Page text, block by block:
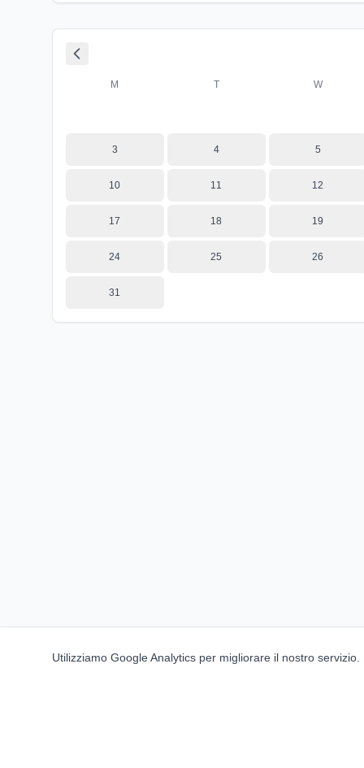
Utilizziamo Google Analytics per migliorare il nostro
M T W
3 4 5
10 11 12
17 18 19
24 25 26
31